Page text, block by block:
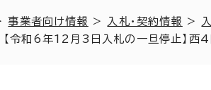
事業者向け情報 > 入札・契約情報 >
令和6年12月3日入札の一旦停止】